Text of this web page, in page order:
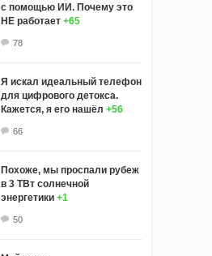
с помощью ИИ. Почему это
НЕ работает +65
78
Я искал идеальный телефон
для цифрового детокса.
Кажется, я его нашёл +56
66
Похоже, мы проспали рубеж
в 3 ТВт солнечной
энергетики +1
50